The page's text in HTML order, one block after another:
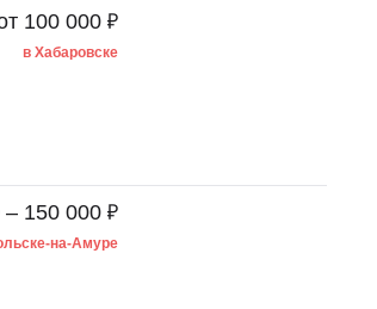
100 000 ₽
в Хабаровске
– 150 000 ₽
на-Амуре